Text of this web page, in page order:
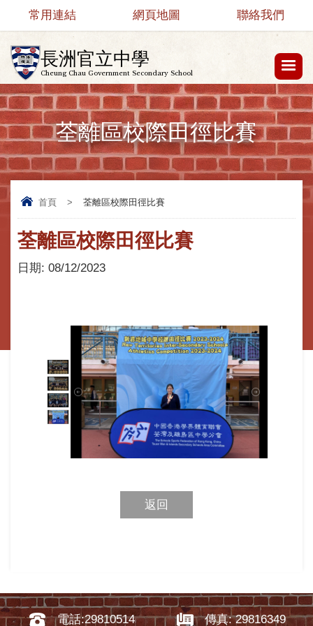
長洲官立中學
Cheung Chau Government Secondary School
常用連結 網頁地圖 聯絡我們
荃離區校際田徑比賽
首頁 > 荃離區校際田徑比賽
荃離區校際田徑比賽
日期: 08/12/2023
返回
電話:29810514 傳真: 29816349